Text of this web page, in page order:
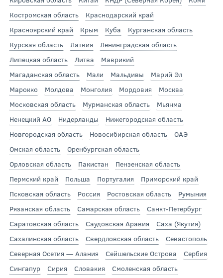
Костромская область
Краснодарский край
Красноярский край
Крым Куба
Курганская область
Курская область
Латвия
Ленинградская область
Липецкая область
Литва
Маврикий
Магаданская область
Мали Мальдивы
Марий Эл
Марокко
Молдова Монголия Мордовия
Москва
Московская область
Мурманская область
Мьянма
Ненецкий АО
Нидерланды
Нижегородская область
Новгородская область
Новосибирская область
ОАЭ
Омская область
Оренбургская область
Орловская область
Пакистан
Пензенская область
Пермский край
Польша Португалия
Приморский край
Псковская область
Россия Ростовская область
Румыния
Рязанская область
Самарская область
Санкт-Петербург
Саратовская область
Саудовская Аравия
Саха (Якутия)
Сахалинская область
Свердловская область
Севастополь
Северная Осетия — Алания
Сейшельские Острова
Сербия
Сингапур
Сирия Словакия
Смоленская область